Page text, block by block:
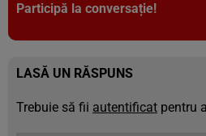
Participă la conversație!
LASĂ UN RĂSPUNS
Trebuie să fii autentificat pentru